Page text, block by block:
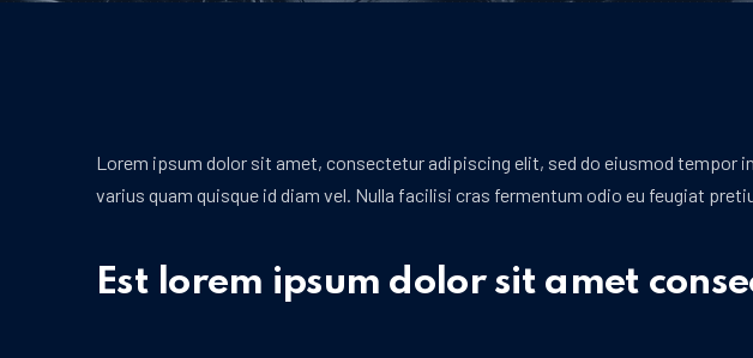
Lorem ipsum dolor sit amet, consectetur adipiscing elit, sed do eiusmod tempor
varius quam quisque id diam vel. Nulla facilisi cras fermentum odio eu feugiat
Est lorem ipsum dolor sit amet